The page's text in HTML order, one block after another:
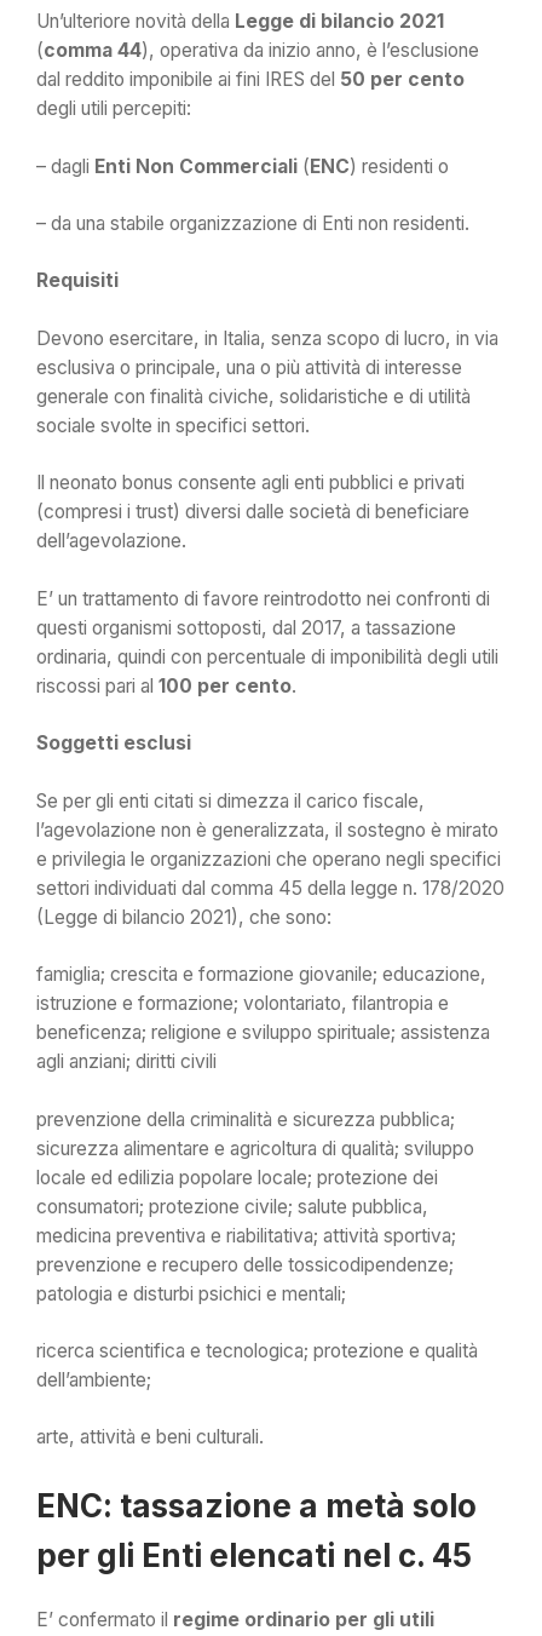
Un’ulteriore novità della Legge di bilancio 2021
(comma 44), operativa da inizio anno, è l’esclusione
dal reddito imponibile ai fini IRES del 50 per cento
degli utili percepiti:
– dagli Enti Non Commerciali (ENC) residenti o
– da una stabile organizzazione di Enti non residenti.
Requisiti
Devono esercitare, in Italia, senza scopo di lucro, in via
esclusiva o principale, una o più attività di interesse
generale con finalità civiche, solidaristiche e di utilità
sociale svolte in specifici settori.
Il neonato bonus consente agli enti pubblici e privati
(compresi i trust) diversi dalle società di beneficiare
dell’agevolazione.
E’ un trattamento di favore reintrodotto nei confronti di
questi organismi sottoposti, dal 2017, a tassazione
ordinaria, quindi con percentuale di imponibilità degli utili
riscossi pari al 100 per cento.
Soggetti esclusi
Se per gli enti citati si dimezza il carico fiscale,
l’agevolazione non è generalizzata, il sostegno è mirato
e privilegia le organizzazioni che operano negli specifici
settori individuati dal comma 45 della legge n. 178/2020
(Legge di bilancio 2021), che sono:
famiglia; crescita e formazione giovanile; educazione,
istruzione e formazione; volontariato, filantropia e
beneficenza; religione e sviluppo spirituale; assistenza
agli anziani; diritti civili
prevenzione della criminalità e sicurezza pubblica;
sicurezza alimentare e agricoltura di qualità; sviluppo
locale ed edilizia popolare locale; protezione dei
consumatori; protezione civile; salute pubblica,
medicina preventiva e riabilitativa; attività sportiva;
prevenzione e recupero delle tossicodipendenze;
patologia e disturbi psichici e mentali;
ricerca scientifica e tecnologica; protezione e qualità
dell’ambiente;
arte, attività e beni culturali.
ENC: tassazione a metà solo
per gli Enti elencati nel c. 45
E’ confermato il regime ordinario per gli utili